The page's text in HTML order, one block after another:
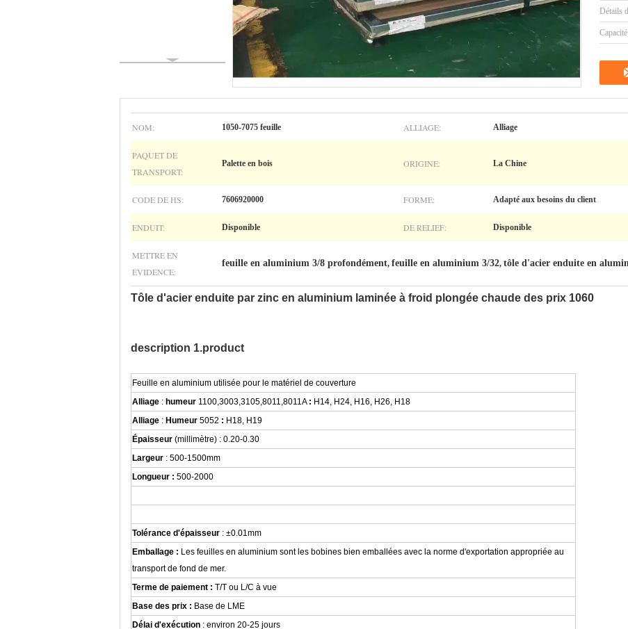
Détails
NOM: 1050-7075 feuille ALLIAGE: Alliage
PAQUET DE
TRANSPORT:
Palette en bois ORIGINE: La Chine
CODE DE HS: 7606920000 FORME: Adapté aux besoins du client
ENDUIT: Disponible DE RELIEF: Disponible
METTRE EN
ÉVIDENCE:
feuille en aluminium 3/8 profondément, feuille en aluminium 3/32, tôle d'acier enduite en
Tôle d'acier enduite par zinc en aluminium laminée à froid plongée chaude des prix 1060
description 1.product
Feuille en aluminium utilisée pour le matériel de couverture
Alliage : humeur 1100,3003,3105,8011,8011A : H14, H24, H16, H26, H18
Alliage : Humeur 5052 : H18, H19
Épaisseur (millimètre) : 0.20-0.30
Largeur : 500-1500mm
Longueur : 500-2000
Tolérance d'épaisseur : ±0.01mm
Emballage : Les feuilles en aluminium sont les bobines bien emballées avec la norme d'exportation appropriée au
transport de fond de mer.
Terme de paiement : T/T ou L/C à vue
Base des prix : Base de LME
Délai d'exécution : environ 20-25 jours